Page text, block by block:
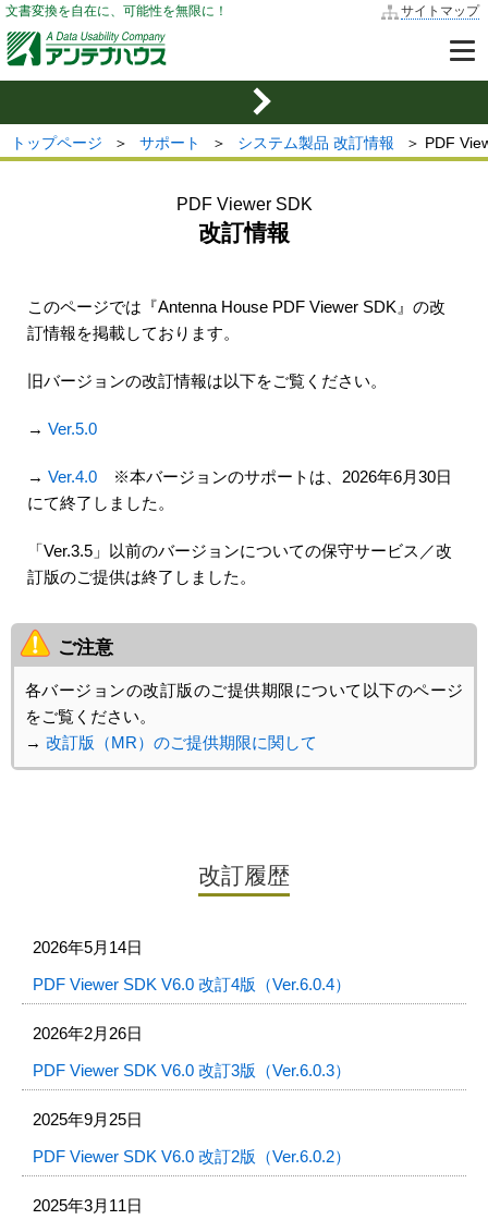
文書変換を自在に、可能性を無限に！ サイトマップ
トップページ ＞ サポート ＞ システム製品 改訂情報 ＞ PDF
PDF Viewer SDK
改訂情報
このページでは『Antenna House PDF Viewer SDK』の改
訂情報を掲載しております。
旧バージョンの改訂情報は以下をご覧ください。
→ Ver.5.0
→ Ver.4.0 ※本バージョンのサポートは、2026年6月30日
にて終了しました。
「Ver.3.5」以前のバージョンについての保守サービス／改
訂版のご提供は終了しました。
ご注意
各バージョンの改訂版のご提供期限について以下のページ
をご覧ください。
→ 改訂版（MR）のご提供期限に関して
改訂履歴
2026年5月14日
PDF Viewer SDK V6.0 改訂4版（Ver.6.0.4）
2026年2月26日
PDF Viewer SDK V6.0 改訂3版（Ver.6.0.3）
2025年9月25日
PDF Viewer SDK V6.0 改訂2版（Ver.6.0.2）
2025年3月11日